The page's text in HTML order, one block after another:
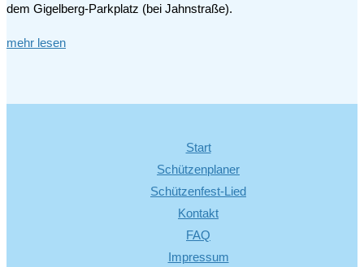
dem Gigelberg-Parkplatz (bei Jahnstraße).
mehr lesen
Start
Schützenplaner
Schützenfest-Lied
Kontakt
FAQ
Impressum